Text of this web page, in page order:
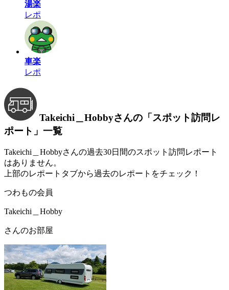
湯楽
レポ
車楽
レポ
Takeichi＿Hobbyさんの 「スポット訪問レ
ポート」 一覧
Takeichi＿Hobbyさんの過去30日間のスポット訪問レポート
はありません。
上部のレポートタブから過去のレポートをチェック！
つわもの会員
Takeichi＿Hobby
さんのお部屋